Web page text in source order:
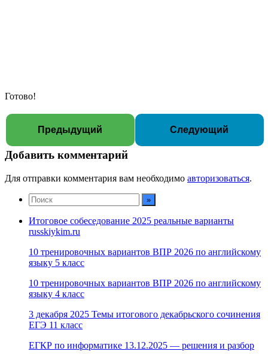
Готово!
Предыдущий Следующий
Добавить комментарий
Для отправки комментария вам необходимо авторизоваться.
Итоговое собеседование 2025 реальные варианты
russkiykim.ru
10 тренировочных вариантов ВПР 2026 по английскому
языку 5 класс
10 тренировочных вариантов ВПР 2026 по английскому
языку 4 класс
3 декабря 2025 Темы итогового декабрьского сочинения
ЕГЭ 11 класс
ЕГКР по информатике 13.12.2025 — решения и разбор